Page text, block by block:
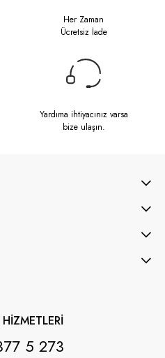
Her Zaman
Ücretsiz İade
Yardıma ihtiyacınız varsa
bize ulaşın.
5 273